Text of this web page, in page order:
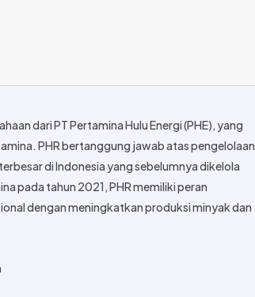
dari PT Pertamina Hulu Energi (PHE), yang
PHR bertanggung jawab atas pengelolaan
di Indonesia yang sebelumnya dikelola
pada tahun 2021, PHR memiliki peran
dengan meningkatkan produksi minyak dan